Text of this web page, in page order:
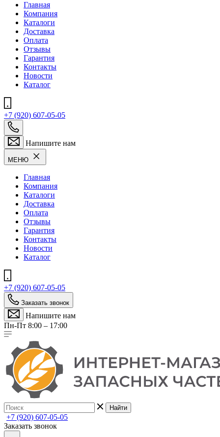
Главная
Компания
Каталоги
Доставка
Оплата
Отзывы
Гарантия
Контакты
Новости
Каталог
+7 (920) 607-05-05
Напишите нам
МЕНЮ
Главная
Компания
Каталоги
Доставка
Оплата
Отзывы
Гарантия
Контакты
Новости
Каталог
+7 (920) 607-05-05
Заказать звонок
Напишите нам
Пн-Пт 8:00 – 17:00
Найти
+7 (920) 607-05-05
Заказать звонок